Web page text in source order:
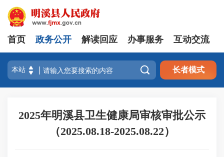
首页 政务公开 解读回应 办事服务 互动交流
 长者模式
2025年明溪县卫生健康局审核审批公示
（2025.08.18-2025.08.22）